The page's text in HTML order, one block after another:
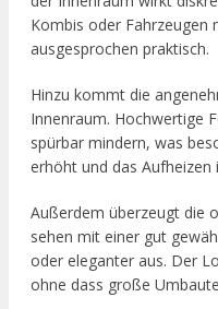
Kombis oder Fahrzeugen
ausgesprochen praktisch.
Hinzu kommt die
Innenraum. Hochwertige
spürbar mindern, was
erhöht und das Aufheizen
Außerdem überzeugt die
sehen mit einer gut
oder eleganter aus. Der
ohne dass große